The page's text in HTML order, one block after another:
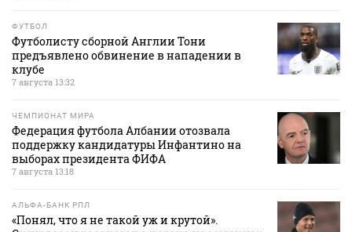
ФУТБОЛ
Футболисту сборной Англии Тони
предъявлено обвинение в нападении в
клубе
7 августа 13:32
ЧЕМПИОНАТ МИРА
Федерация футбола Албании отозвала
поддержку кандидатуры Инфантино на
выборах президента ФИФА
7 августа 13:18
АЛЬФА-БАНК РПЛ
«Понял, что я не такой уж и крутой».